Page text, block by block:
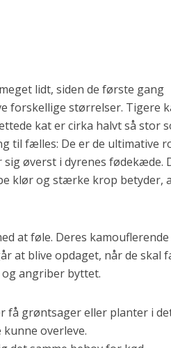
lidt, siden de første gang
forskellige størrelser. Tigere
kat er cirka halvt så stor
til fælles: De er de ultimative
øverst i dyrenes fødekæde.
klør og stærke krop betyder,
at føle. Deres kamouflerende
at blive opdaget, når de skal
angriber byttet.
få grøntsager eller planter i
overleve.